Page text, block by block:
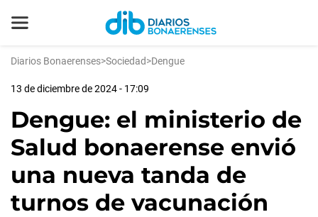
Diarios Bonaerenses>Sociedad>Dengue
13 de diciembre de 2024 - 17:09
Dengue: el ministerio de
Salud bonaerense envió
una nueva tanda de
turnos de vacunación